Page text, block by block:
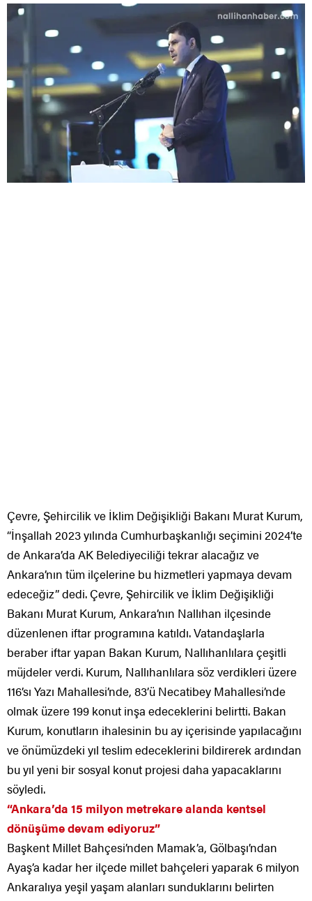
Çevre, Şehircilik ve İklim Değişikliği Bakanı Murat Kurum,
“İnşallah 2023 yılında Cumhurbaşkanlığı seçimini 2024’te
de Ankara’da AK Belediyeciliği tekrar alacağız ve
Ankara’nın tüm ilçelerine bu hizmetleri yapmaya devam
edeceğiz” dedi. Çevre, Şehircilik ve İklim Değişikliği
Bakanı Murat Kurum, Ankara’nın Nallıhan ilçesinde
düzenlenen iftar programına katıldı. Vatandaşlarla
beraber iftar yapan Bakan Kurum, Nallıhanlılara çeşitli
müjdeler verdi. Kurum, Nallıhanlılara söz verdikleri üzere
116’sı Yazı Mahallesi’nde, 83’ü Necatibey Mahallesi’nde
olmak üzere 199 konut inşa edeceklerini belirtti. Bakan
Kurum, konutların ihalesinin bu ay içerisinde yapılacağını
ve önümüzdeki yıl teslim edeceklerini bildirerek ardından
bu yıl yeni bir sosyal konut projesi daha yapacaklarını
söyledi.
“Ankara’da 15 milyon metrekare alanda kentsel
dönüşüme devam ediyoruz”
Başkent Millet Bahçesi’nden Mamak’a, Gölbaşı’ndan
Ayaş’a kadar her ilçede millet bahçeleri yaparak 6 milyon
Ankaralıya yeşil yaşam alanları sunduklarını belirten